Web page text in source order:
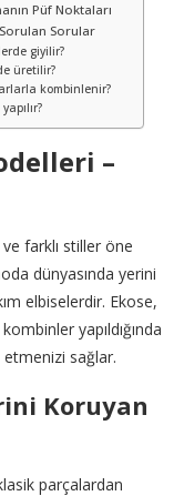
Püf Noktaları
Sorulan Sorular
giyilir?
üretilir?
kombinlenir?
–
farklı stiller öne
dünyasında yerini
elbiselerdir. Ekose,
yapıldığında
sağlar.
Koruyan
parçalardan